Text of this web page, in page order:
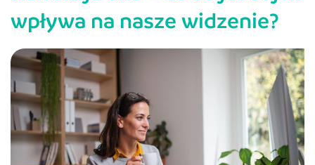
jest?
Jak
osoby
z
krótkowzrocznością?
wpływa na nasze widzenie?